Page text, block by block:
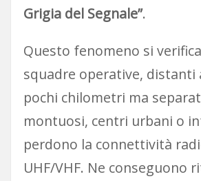
Grigia del Segnale”.
Questo fenomeno si
squadre operative, distanti
pochi chilometri ma
montuosi, centri urbani o
perdono la connettività
UHF/VHF. Ne conseguono